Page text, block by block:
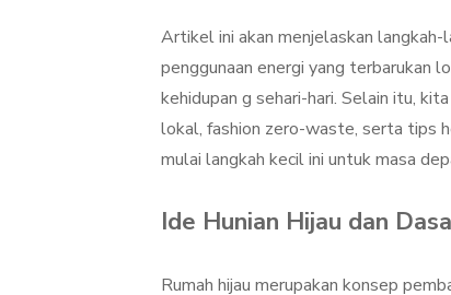
Artikel ini akan menjelaskan langkah-
penggunaan energi yang terbarukan
kehidupan g sehari-hari. Selain itu,
lokal, fashion zero-waste, serta tips
mulai langkah kecil ini untuk masa
Ide Hunian Hijau dan
Rumah hijau merupakan konsep